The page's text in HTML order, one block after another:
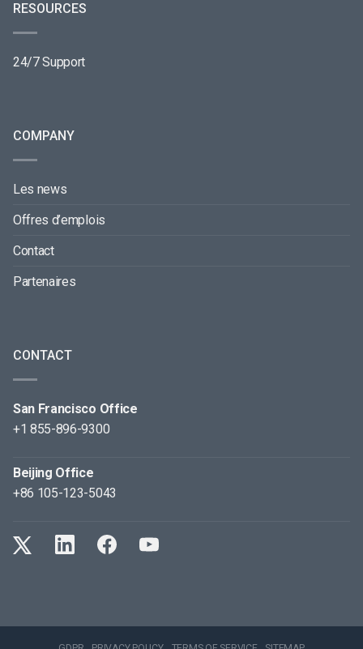
RESOURCES
24/7 Support
COMPANY
Les news
Offres d’emplois
Contact
Partenaires
CONTACT
San Francisco Office
+1 855-896-9300
Beijing Office
+86 105-123-5043